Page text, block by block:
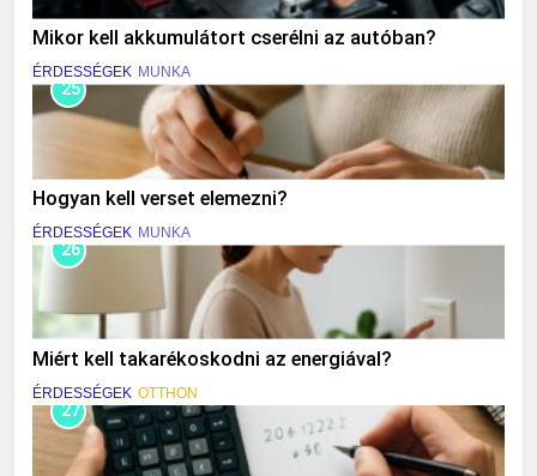
Mikor kell akkumulátort cserélni az autóban?
ÉRDESSÉGEK MUNKA
25
Hogyan kell verset elemezni?
ÉRDESSÉGEK MUNKA
26
Miért kell takarékoskodni az energiával?
ÉRDESSÉGEK OTTHON
27